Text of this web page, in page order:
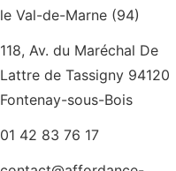
le Val-de-Marne (94)
118, Av. du Maréchal De
Lattre de Tassigny 94120
Fontenay-sous-Bois
01 42 83 76 17